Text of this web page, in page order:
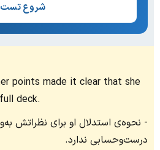
شروع تست
points made it clear that she
deck.
نحوه‌ی استدلال او برای نظراتش
درست‌وحسابی ندارد.